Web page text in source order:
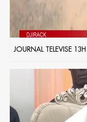
JOURNAL TELEVISE